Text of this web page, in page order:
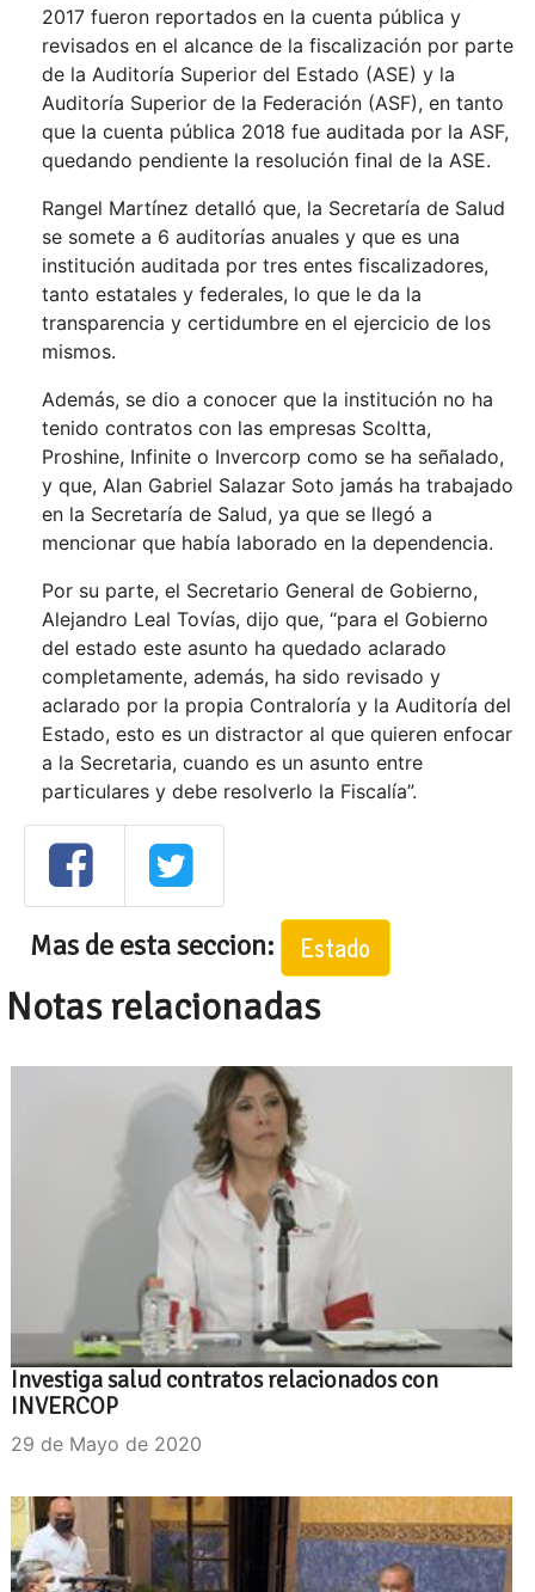
2017 fueron reportados en la cuenta pública y
revisados en el alcance de la fiscalización por parte
de la Auditoría Superior del Estado (ASE) y la
Auditoría Superior de la Federación (ASF), en tanto
que la cuenta pública 2018 fue auditada por la ASF,
quedando pendiente la resolución final de la ASE.
Rangel Martínez detalló que, la Secretaría de Salud
se somete a 6 auditorías anuales y que es una
institución auditada por tres entes fiscalizadores,
tanto estatales y federales, lo que le da la
transparencia y certidumbre en el ejercicio de los
mismos.
Además, se dio a conocer que la institución no ha
tenido contratos con las empresas Scoltta,
Proshine, Infinite o Invercorp como se ha señalado,
y que, Alan Gabriel Salazar Soto jamás ha trabajado
en la Secretaría de Salud, ya que se llegó a
mencionar que había laborado en la dependencia.
Por su parte, el Secretario General de Gobierno,
Alejandro Leal Tovías, dijo que, “para el Gobierno
del estado este asunto ha quedado aclarado
completamente, además, ha sido revisado y
aclarado por la propia Contraloría y la Auditoría del
Estado, esto es un distractor al que quieren enfocar
a la Secretaria, cuando es un asunto entre
particulares y debe resolverlo la Fiscalía”.
Mas de esta seccion: Estado
Notas relacionadas
Investiga salud contratos relacionados con
INVERCOP
29 de Mayo de 2020